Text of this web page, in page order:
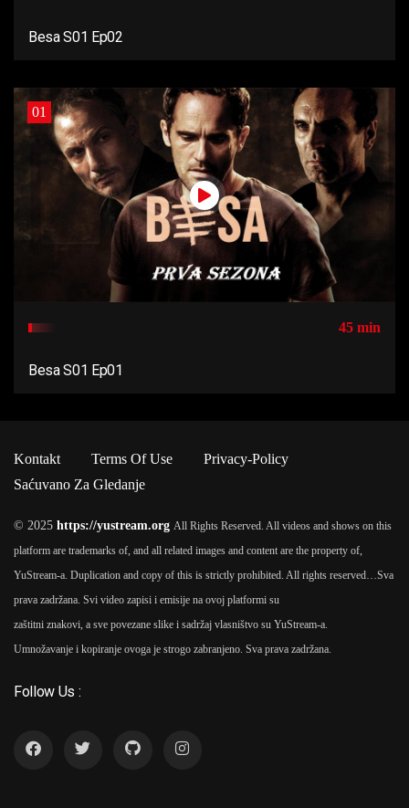
Besa S01 Ep02
01
45 min
Besa S01 Ep01
Kontakt Terms Of Use
Privacy-Policy
Saćuvano Za Gledanje
© 2025 https://yustream.org All Rights Reserved. All videos and shows on this
platform are trademarks of, and all related images and content are the property of,
YuStream-a. Duplication and copy of this is strictly prohibited. All rights reserved…Sva
prava zadržana. Svi video zapisi i emisije na ovoj platformi su
zaštitni znakovi, a sve povezane slike i sadržaj vlasništvo su YuStream-a.
Umnožavanje i kopiranje ovoga je strogo zabranjeno. Sva prava zadržana.
Follow Us :